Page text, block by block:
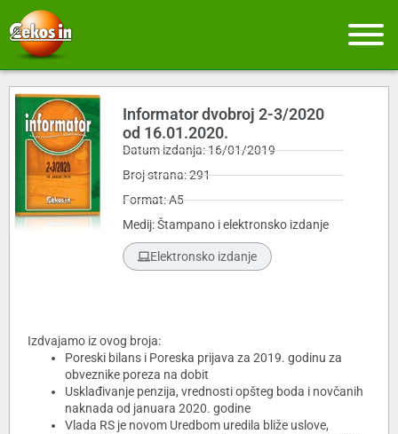
Informator dvobroj 2-3/2020
od 16.01.2020.
Datum izdanja: 16/01/2019
Broj strana: 291
Format: A5
Medij: Štampano i elektronsko izdanje
Elektronsko izdanje
Izdvajamo iz ovog broja:
Poreski bilans i Poreska prijava za 2019. godinu za
obveznike poreza na dobit
Usklađivanje penzija, vrednosti opšteg boda i novčanih
naknada od januara 2020. godine
Vlada RS je novom Uredbom uredila bliže uslove,